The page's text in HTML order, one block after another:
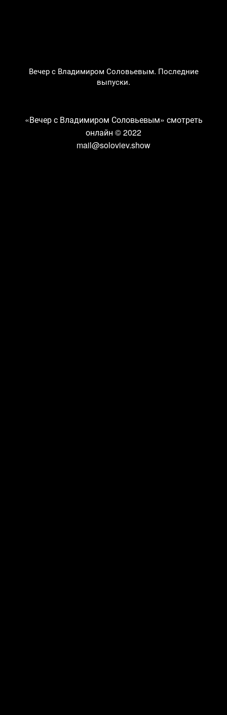
Вечер с Владимиром Соловьевым. Последние
выпуски.
«Вечер с Владимиром Соловьевым» смотреть
онлайн © 2022
mail@soloviev.show